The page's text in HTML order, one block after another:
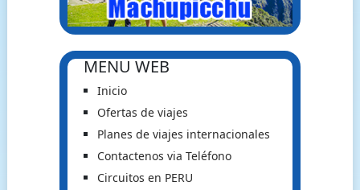
MENU WEB
Inicio
Ofertas de viajes
Planes de viajes internacionales
Contactenos via Teléfono
Circuitos en PERU